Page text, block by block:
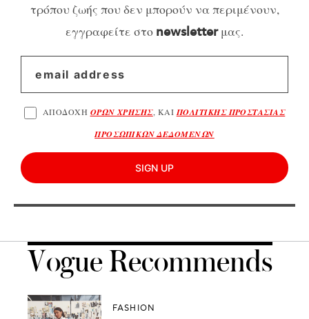
τρόπου ζωής που δεν μπορούν να περιμένουν,
εγγραφείτε στο newsletterμας.
ΑΠΟΔΟΧΗ ΟΡΩΝ ΧΡΗΣΗΣ, ΚΑΙΠΟΛΙΤΙΚΗΣ ΠΡΟΣΤΑΣΙΑΣ
ΠΡΟΣΩΠΙΚΩΝ ΔΕΔΟΜΕΝΩΝ
SIGN UP
Vogue Recommends
FASHION